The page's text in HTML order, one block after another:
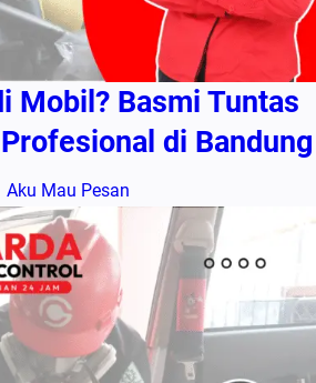
Mobil? Basmi Tuntas
di Bandung
Aku Mau Pesan